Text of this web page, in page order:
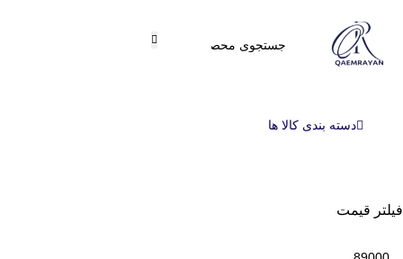
دسته بندی کالا ها
فیلتر قیمت